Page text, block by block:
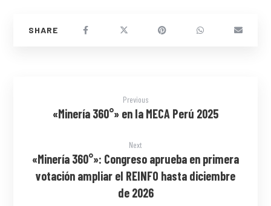
Previous
«Minería 360°» en la MECA Perú 2025
Next
«Minería 360°»: Congreso aprueba en primera
votación ampliar el REINFO hasta diciembre
de 2026